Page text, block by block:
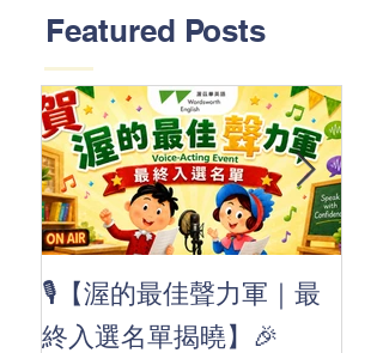
Featured Posts
🎙️【渥的最佳聲力軍｜最
終入選名單揭曉】🎉